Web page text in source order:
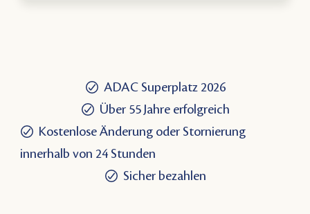
ADAC Superplatz 2026
Über 55 Jahre erfolgreich
Kostenlose Änderung oder Stornierung
innerhalb von 24 Stunden
Sicher bezahlen